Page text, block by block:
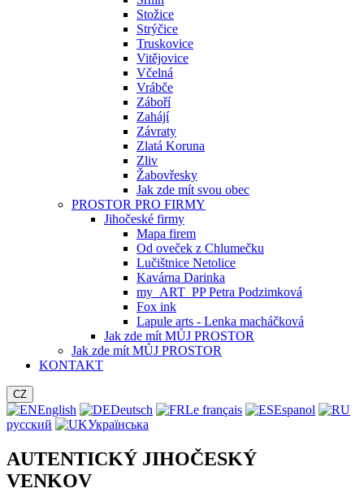
Stožice
Strýčice
Truskovice
Vitějovice
Včelná
Vrábče
Záboří
Zahájí
Závraty
Zlatá Koruna
Zliv
Žabovřesky
Jak zde mít svou obec
PROSTOR PRO FIRMY
Jihočeské firmy
Mapa firem
Od oveček z Chlumečku
Lučištnice Netolice
Kavárna Darinka
my_ART_PP Petra Podzimková
Fox ink
Lapule arts - Lenka macháčková
Jak zde mít MŮJ PROSTOR
Jak zde mít MŮJ PROSTOR
KONTAKT
CZ
English Deutsch Le français
Espanol
русский
Українська
AUTENTICKÝ JIHOČESKÝ
VENKOV